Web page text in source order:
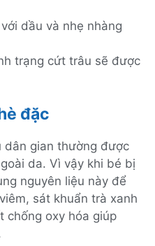
dầu và nhẹ nhàng
trạng cứt trâu sẽ được
đặc
dân gian thường được
da. Vì vậy khi bé bị
nguyên liệu này để
sát khuẩn trà xanh
chống oxy hóa giúp